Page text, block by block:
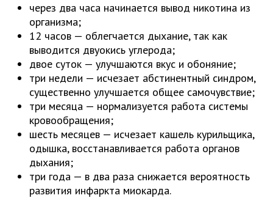
через два часа начинается вывод никотина из
организма;
12 часов — облегчается дыхание, так как
выводится двуокись углерода;
двое суток — улучшаются вкус и обоняние;
три недели — исчезает абстинентный синдром,
существенно улучшается общее самочувствие;
три месяца — нормализуется работа системы
кровообращения;
шесть месяцев — исчезает кашель курильщика,
одышка, восстанавливается работа органов
дыхания;
три года — в два раза снижается вероятность
развития инфаркта миокарда.